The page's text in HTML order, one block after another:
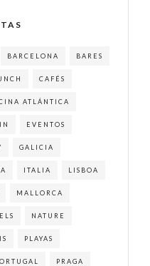
BARCELONA BARES
CAFÉS
ATLÁNTICA
EVENTOS
GALICIA
ITALIA LISBOA
MALLORCA
NATURE
PLAYAS
PRAGA